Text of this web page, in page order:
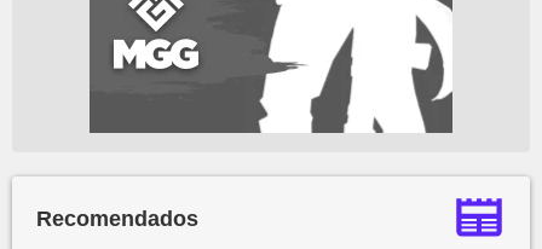
Recomendados